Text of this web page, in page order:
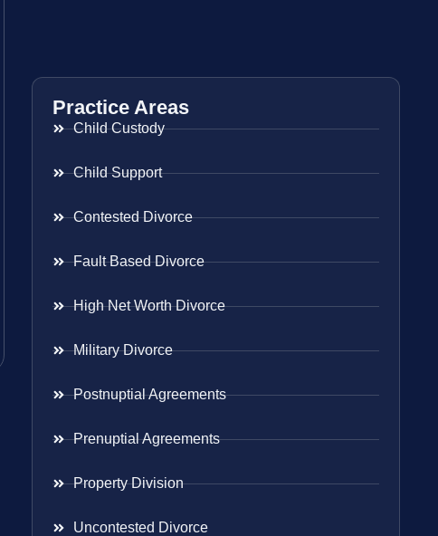
Practice Areas
Child Custody
Child Support
Contested Divorce
Fault Based Divorce
High Net Worth Divorce
Military Divorce
Postnuptial Agreements
Prenuptial Agreements
Property Division
Uncontested Divorce